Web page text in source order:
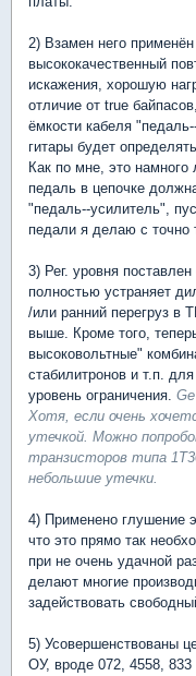
2) Взамен него
высококачественный
искажения, хорошую
отличие от true
ёмкости кабеля
гитары будет
Как по мне, это
педаль в цепочке
"педаль--усилитель",
педали я делаю с точно
3) Рег. уровня
полностью устраняет
/или ранний перегруз в
выше. Кроме того,
высоковольтные"
стабилитронов и т.п.
уровень ограничения.
Хотя, если очень
утечкой. Можно
транзисторов типа
небольшие утечки.
4) Применено глушение
что это прямо так
при не очень удачной
делают многие
задействовать
5) Усовершенствованы
ОУ, вроде 072, 4558, 833